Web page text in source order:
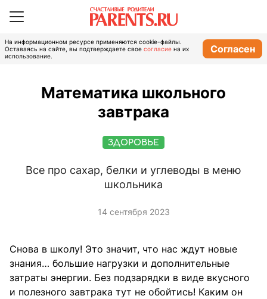
На информационном ресурсе применяются cookie-файлы.
Оставаясь на сайте, вы подтверждаете свое согласие на их
использование.
Согласен
Математика школьного
завтрака
ЗДОРОВЬЕ
Все про сахар, белки и углеводы в меню
школьника
14 сентября 2023
Снова в школу! Это значит, что нас ждут новые
знания… большие нагрузки и дополнительные
затраты энергии. Без подзарядки в виде вкусного
и полезного завтрака тут не обойтись! Каким он